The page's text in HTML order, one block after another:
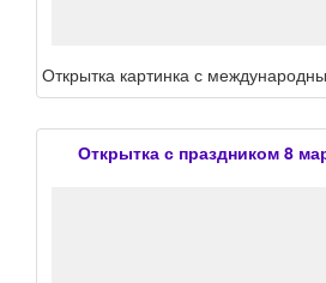
Открытка с праздником 8